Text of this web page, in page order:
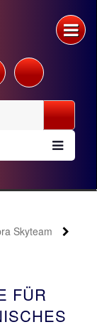
Skyteam
FÜR